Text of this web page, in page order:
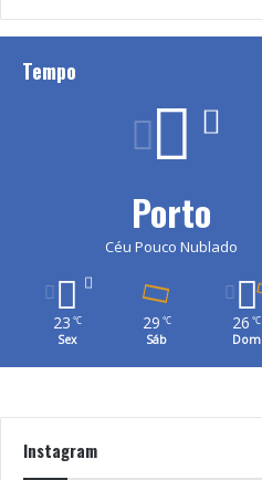
Tempo
Porto
Céu Pouco Nublado
23 ℃
Sex
29 ℃
Sáb
26 ℃
Dom
Instagram